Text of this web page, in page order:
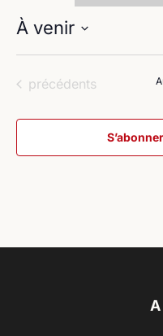
À venir
date.Évènements
précédents